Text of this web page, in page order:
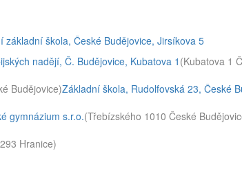
škola, České Budějovice, Jirsíkova 5
nadějí, Č. Budějovice, Kubatova 1(Kubatova 1
Budějovice)Základní škola, Rudolfovská 23, České
gymnázium s.r.o.(Třebízského 1010 České
Hranice)